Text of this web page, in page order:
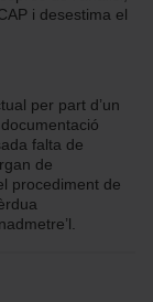
i desestima el
per part d’un
falta de
de
procediment de